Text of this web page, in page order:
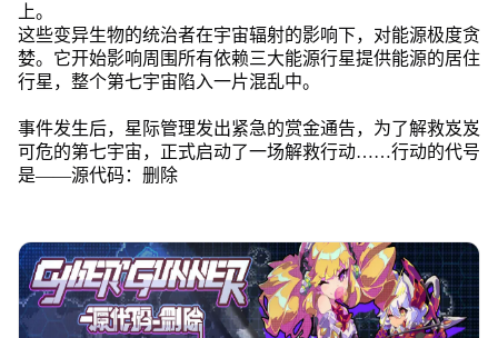
上。
这些变异生物的统治者在宇宙辐射的影响下，对能源极度贪
婪。它开始影响周围所有依赖三大能源行星提供能源的居住
行星，整个第七宇宙陷入一片混乱中。
事件发生后，星际管理发出紧急的赏金通告，为了解救岌岌
可危的第七宇宙，正式启动了一场解救行动……行动的代号
是——源代码：删除